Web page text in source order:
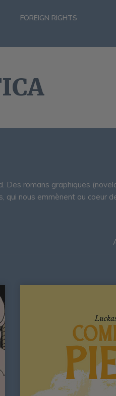
FOREIGN RIGHTS
Des romans graphiques
nous emmènent au coeur